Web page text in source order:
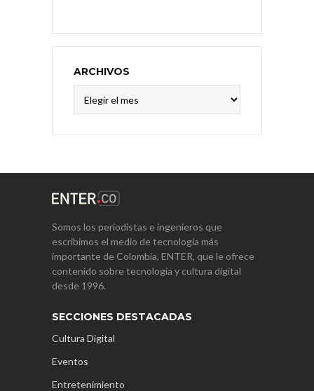
ARCHIVOS
Somos los periodistas e ingenieros que
escribimos el medio de tecnología más
importante de Colombia, ENTER, que le ofrece
contenido sobre tecnología y cultura digital
desde 1996.
SECCIONES DESTACADAS
Cultura Digital
Eventos
Entretenimiento